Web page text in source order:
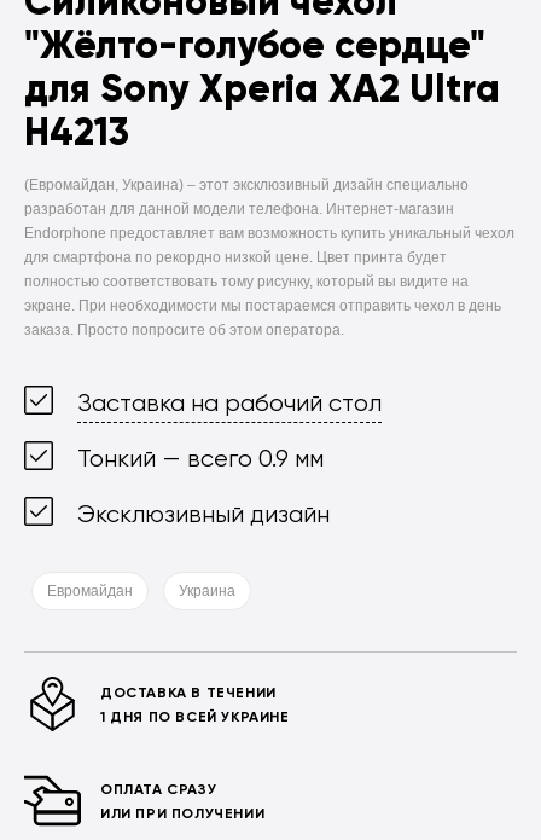
"Жёлто-голубое сердце"
для Sony Xperia XA2 Ultra
H4213
(Евромайдан, Украина) – этот эксклюзивный дизайн специально
разработан для данной модели телефона. Интернет-магазин
Endorphone предоставляет вам возможность купить уникальный чехол
для смартфона по рекордно низкой цене. Цвет принта будет
полностью соответствовать тому рисунку, который вы видите на
экране. При необходимости мы постараемся отправить чехол в день
заказа. Просто попросите об этом оператора.
Заставка на рабочий стол
Тонкий — всего 0.9 мм
Эксклюзивный дизайн
Евромайдан Украина
ДОСТАВКА В ТЕЧЕНИИ
1 ДНЯ ПО ВСЕЙ УКРАИНЕ
ОПЛАТА СРАЗУ
ИЛИ ПРИ ПОЛУЧЕНИИ